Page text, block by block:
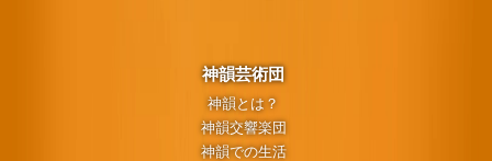
神韻芸術団
神韻とは？
神韻交響楽団
神韻での生活